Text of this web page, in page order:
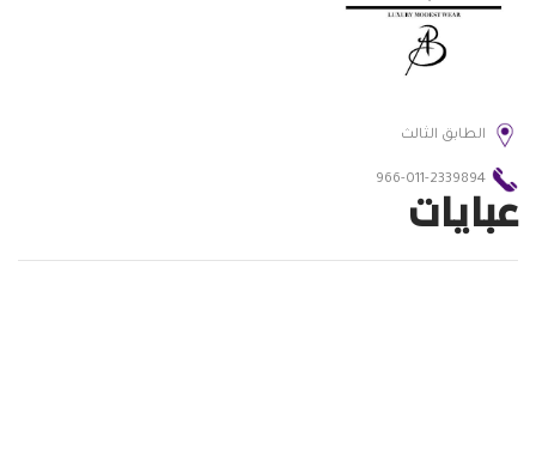
الطابق الثالث
966-011-2339894
عبايات